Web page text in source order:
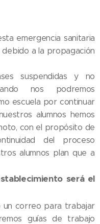
emergencia sanitaria
a la propagación
suspendidas y no
nos podremos
escuela por continuar
alumnos hemos
con el propósito de
del proceso
alumnos plan que a
será el
un correo para trabajar
guías de trabajo